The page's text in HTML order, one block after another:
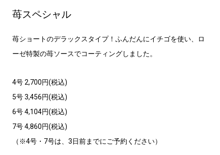
苺スペシャル
苺ショートのデラックスタイプ！ふんだんにイチゴを使い、ロ
ーゼ特製の苺ソースでコーティングしました。
4号 2,700円(税込)
5号 3,456円(税込)
6号 4,104円(税込)
7号 4,860円(税込)
（※4号・7号は、3日前までにご予約ください）